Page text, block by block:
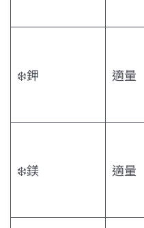
❄️鉀 適量
❄️鎂 適量